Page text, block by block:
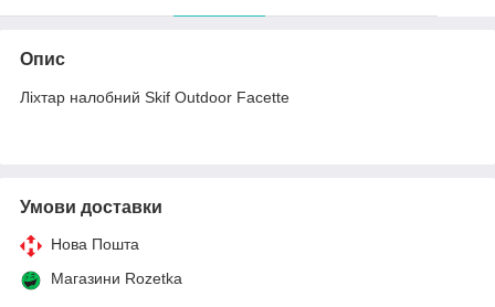
Опис
Ліхтар налобний Skif Outdoor Facette
Умови доставки
Нова Пошта
Магазини Rozetka